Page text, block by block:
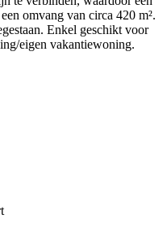
omvang van circa 420 m².
Enkel geschikt voor
eigen vakantiewoning.